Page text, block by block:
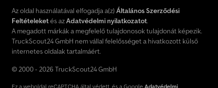
Az oldal használatával elfogadja a(z) Általános Szerződési
Feltételeketés azAdatvédelmi nyilatkozatot.
A megadott márkák a megfelelő tulajdonosok tulajdonát képezik.
TruckScout24 GmbH nem vállal felelősséget a hivatkozott külső
internetes oldalak tartalmáért.
© 2000 - 2026 TruckScout24 GmbH
Ez a weboldal reCAPTCHA által védett, és a Google Adatvédelmi